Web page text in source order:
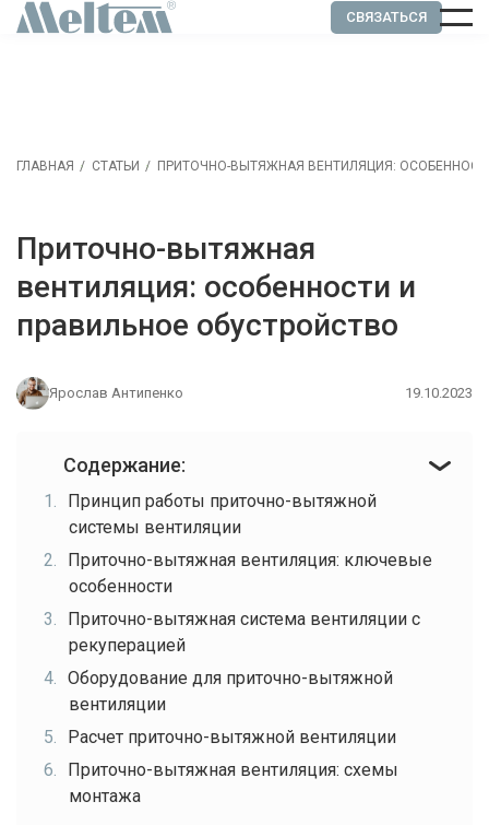
СВЯЗАТЬСЯ
ГЛАВНАЯ СТАТЬИ ПРИТОЧНО-ВЫТЯЖНАЯ ВЕНТИЛЯЦИЯ:
Приточно-вытяжная
вентиляция: особенности и
правильное обустройство
Ярослав Антипенко 19.10.2023
Содержание:
Принцип работы приточно-вытяжной
системы вентиляции
Приточно-вытяжная вентиляция: ключевые
особенности
Приточно-вытяжная система вентиляции с
рекуперацией
Оборудование для приточно-вытяжной
вентиляции
Расчет приточно-вытяжной вентиляции
Приточно-вытяжная вентиляция: схемы
монтажа